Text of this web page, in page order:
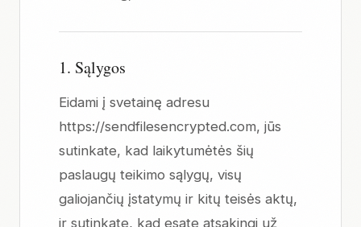
1. Sąlygos
Eidami į svetainę adresu
https://sendfilesencrypted.com, jūs
sutinkate, kad laikytumėtės šių
paslaugų teikimo sąlygų, visų
galiojančių įstatymų ir kitų teisės aktų,
ir sutinkate, kad esate atsakingi už